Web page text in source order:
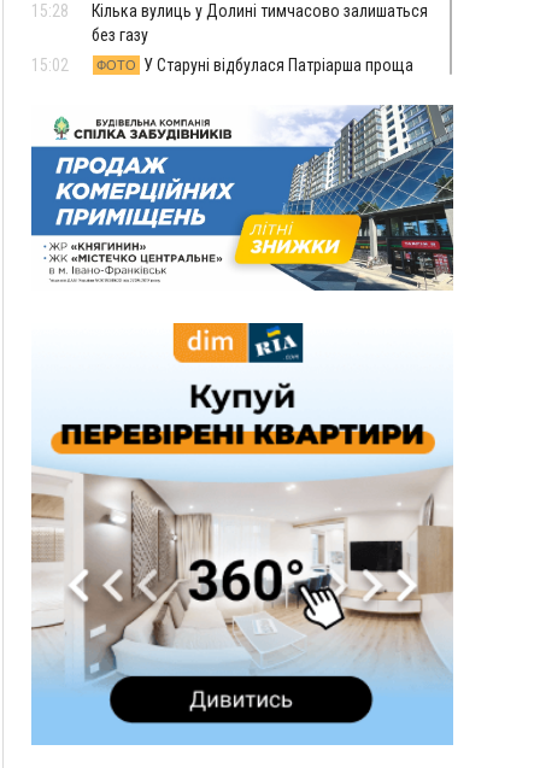
15:28
Кілька вулиць у Долині тимчасово залишаться
без газу
15:02
ФОТО
У Старуні відбулася Патріарша проща
Франківець Лев Кишакевич не зможе стати
суддею Міжнародного кримінального суду
14:14
У Ворохті проведуть Кубок ФЛСУ зі стрибків
на лижах, пам'яті оборонця Богдана Бухонка
13:30
ФОТО На Калущині розшукали чоловіка, який
три дні блукав у лісі
13:14
Боднар розповів про реакцію влади Польщі
"Едельвейси" щемливо привітали рідну
Коломию з Днем міста
Вчора у Франківську, Коломиї, Долині та
Яремче зафіксували рекордну спеку
11:45
У Надвірній п'яна жінка побила малолітнього
хлопчика: суд призначив штраф і 30 тисяч
компенсації
11:17
У басейні Дністра встановилася гідрологічна
посуха - рівні води наблизилися до найнижчих
показників
11:09
У Бурштині поблизу АЗС сталася масова бійка,
поліція з'ясовує обставини
ФОП із Житомира після купівлі права
вимоги за 120 тисяч позивається до
Франківська на понад 20 млн грн